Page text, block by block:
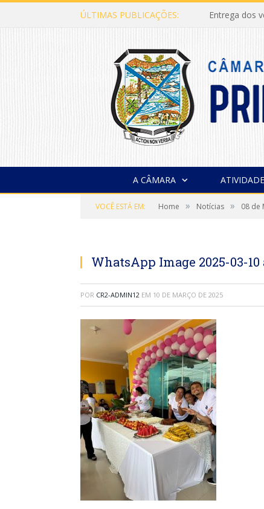
ÚLTIMAS PUBLICAÇÕES: Entrega dos
A CÂMARA
VOCÊ ESTÁ EM: Home » Notícias » 08 de
WhatsApp Image 2025-03-10
POR CR2-ADMIN12 EM 10 DE MARÇO DE 2025